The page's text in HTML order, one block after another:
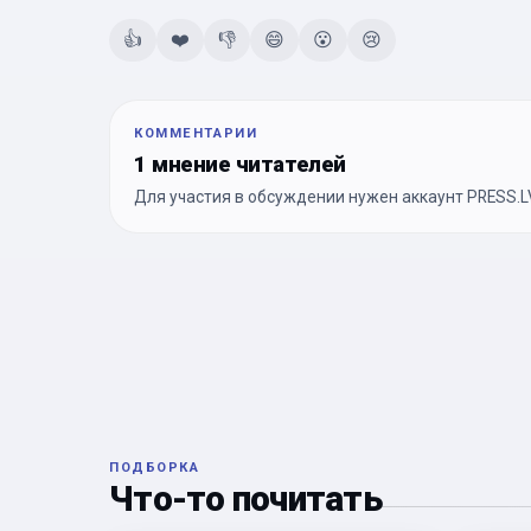
👍 ❤️ 👎 😄 😮 😢
КОММЕНТАРИИ
1 мнение читателей
Для участия в обсуждении нужен аккаунт
ПОДБОРКА
Что-то почитать